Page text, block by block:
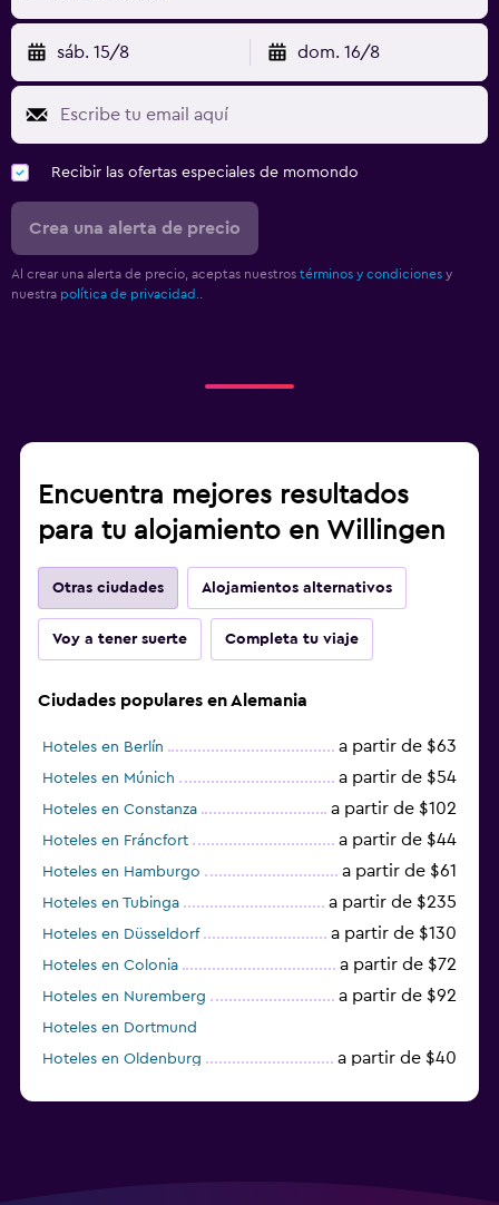
sáb. 15/8 dom. 16/8
Recibir las ofertas especiales de momondo
Crea una alerta de precio
Al crear una alerta de precio, aceptas nuestros términos y condiciones y
nuestra política de privacidad.
Encuentra mejores resultados
para tu alojamiento en Willingen
Otras ciudades Alojamientos alternativos
Voy a tener suerte Completa tu viaje
Ciudades populares en Alemania
Hoteles en Berlín a partir de $63
Hoteles en Múnich a partir de $54
Hoteles en Constanza a partir de $102
Hoteles en Fráncfort a partir de $44
Hoteles en Hamburgo a partir de $61
Hoteles en Tubinga a partir de $235
Hoteles en Düsseldorf a partir de $130
Hoteles en Colonia a partir de $72
Hoteles en Nuremberg a partir de $92
Hoteles en Dortmund
Hoteles en Oldenburg
a partir de $40